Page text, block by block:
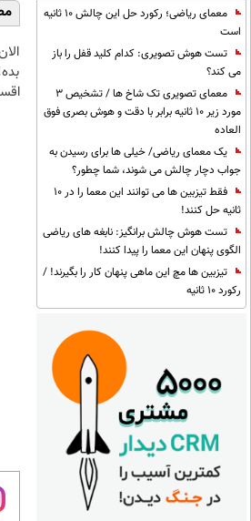
معمای ریاضی؛ رکورد حل این چالش 10 ثانیه
است
تست هوش تصویری: کدام کلید قفل را باز
می کند؟
معمای تصویری تک شاخ ها / تشخیص 3
مورد زیر 10 ثانیه برابر با دقت و هوش بصری فوق
العاده
یک معمای ریاضی/ خیلی ها برای رسیدن به
جواب دچار چالش می شوند، شما چطور؟
فقط تیزبین ها می توانند این معما را در 10
ثانیه حل کنند!
تست هوش چالش برانگیز: نابغه های ریاضی
الگوی پنهان این معما را پیدا کنند!
تیزبین ها مچ این ماهی پنهان کار را بگیرند! /
رکورد 10 ثانیه